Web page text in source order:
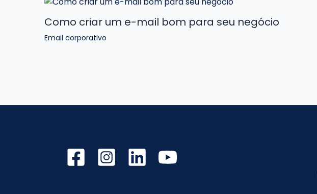
Como criar um e-mail bom para seu negócio
Email corporativo